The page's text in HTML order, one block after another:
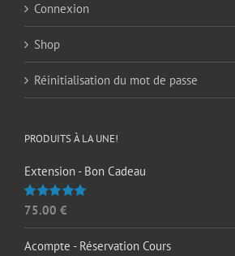
Connexion
Shop
Réinitialisation du mot de passe
PRODUITS À LA UNE!
Extension - Bon Cadeau
Note5.00
75.00 €
Acompte - Réservation Cours